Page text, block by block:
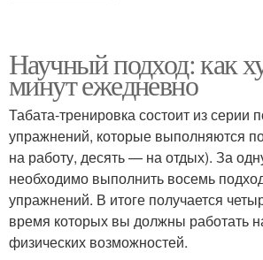
Научный подход: как
минут ежедневно
Табата-тренировка состоит из серии
упражнений, которые выполняются
на работу, десять — на отдых). За
необходимо выполнить восемь
упражнений. В итоге получается
время которых вы должны работать
физических возможностей.